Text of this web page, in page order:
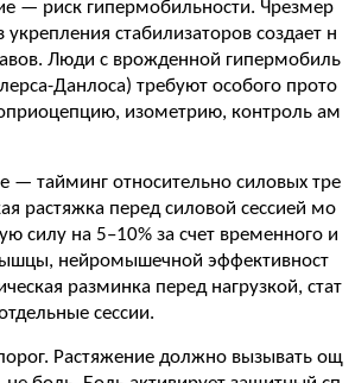
— риск гипермобильности. Чрезмер
укрепления стабилизаторов создает н
Люди с врожденной гипермобиль
Данлоса) требуют особого прото
изометрию, контроль ам
— тайминг относительно силовых тре
растяжка перед силовой сессией мо
силу на 5–10% за счет временного и
нейромышечной эффективност
разминка перед нагрузкой, стат
сессии.
Растяжение должно вызывать ощ